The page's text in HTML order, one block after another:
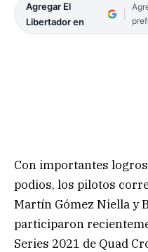
Agregar El
Libertador en
Con importantes
podios, los pilotos
Martín Gómez Niella y
participaron
Series 2021 de Quad